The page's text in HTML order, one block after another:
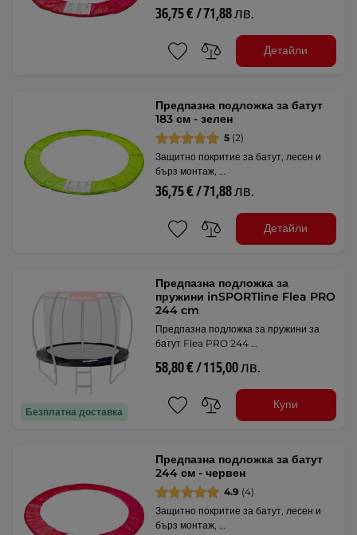
36,75 € / 71,88 лв.
Детайли
Предпазна подложка за батут
183 см - зелен
5 (2)
Защитно покритие за батут, лесен и
бърз монтаж, …
36,75 € / 71,88 лв.
Детайли
Безплатна доставка
Предпазна подложка за
пружини inSPORTline Flea PRO
244 cm
Предпазна подложка за пружини за
батут Flea PRO 244 …
58,80 € / 115,00 лв.
Купи
Предпазна подложка за батут
244 см - червен
4.9 (4)
Защитно покритие за батут, лесен и
бърз монтаж, …